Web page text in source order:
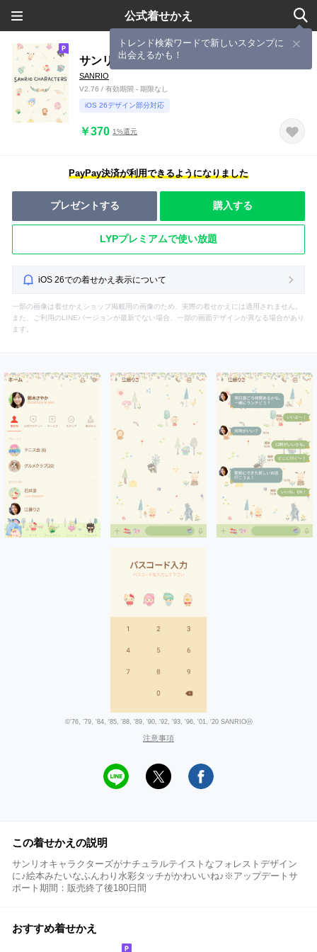
公式着せかえ
トレンド検索ワードで新しいスタンプに
出会えるかも！
サンリオキャラクターズ フォレスト
SANRIO
V2.76 / 有効期間 - 期限なし
iOS 26デザイン部分対応
￥370 1%還元
PayPay決済が利用できるようになりました
プレゼントする 購入する
LYPプレミアムで使い放題
iOS 26での着せかえ表示について
一部の画像は着せかえショップ掲載用の画像のため、実際の着せかえには適用されません。
また、ご利用のLINEバージョンが最新でない場合、一部の画面デザインが異なる場合があり
ます。
©'76, ’79, '84, '85, '88, '89, '90, '92, '93, '96, '01, '20 SANRIOⒽ
注意事項
この着せかえの説明
サンリオキャラクターズがナチュラルテイストなフォレストデザイン
に♪絵本みたいなふんわり水彩タッチがかわいいね♪※アップデートサ
ポート期間：販売終了後180日間
おすすめ着せかえ